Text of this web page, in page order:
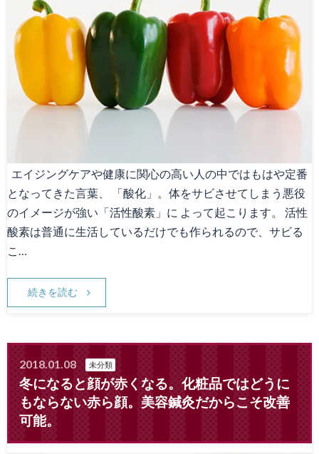
エイジングケアや健康に関心の高い人の中ではもはや定番
となってきた言葉、 「酸化」。体をサビさせてしまう悪役
のイメージが強い「活性酸素」に よって起こります。 活性
酸素は普通に生活しているだけでも作られるので、サビる
こ…
続きを読む
2018.01.08 未分類
冬になると顔が赤くなる。化粧品ではどうに
もならない赤ら顔。美容鍼灸だからこそ改善
可能。